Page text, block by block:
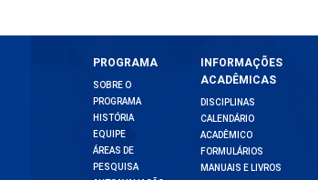
PROGRAMA
SOBRE O
PROGRAMA
HISTÓRIA
EQUIPE
ÁREAS DE
PESQUISA
INFORMAÇÕES
ACADÊMICAS
DISCIPLINAS
CALENDÁRIO
ACADÊMICO
FORMULÁRIOS
MANUAIS E LIVROS